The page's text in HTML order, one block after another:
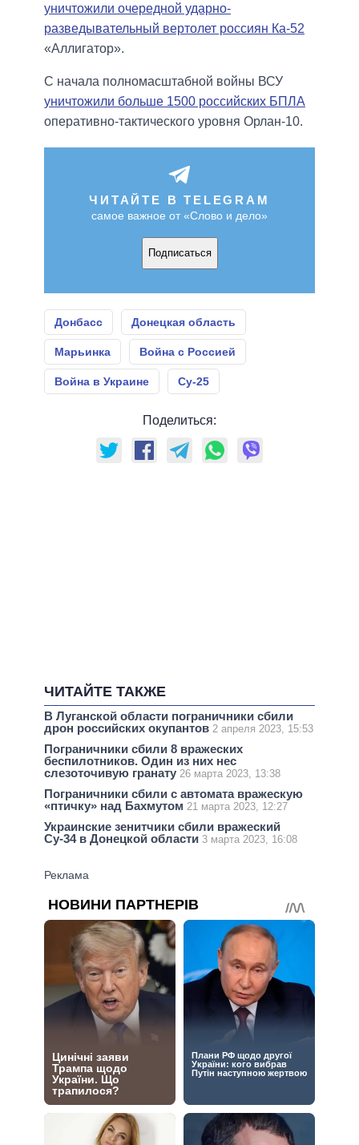
уничтожили очередной ударно-
разведывательный вертолет россиян Ка-52
«Аллигатор».
С начала полномасштабной войны ВСУ
уничтожили больше 1500 российских БПЛА
оперативно-тактического уровня Орлан-10.
ЧИТАЙТЕ В TELEGRAM
самое важное от «Слово и дело»
Подписаться
Донбасс Донецкая область
Марьинка Война с Россией
Война в Украине Су-25
Поделиться:
ЧИТАЙТЕ ТАКЖЕ
В Луганской области пограничники сбили
дрон российских окупантов 2 апреля 2023, 15:53
Пограничники сбили 8 вражеских
беспилотников. Один из них нес
слезоточивую гранату 26 марта 2023, 13:38
Пограничники сбили с автомата вражескую
«птичку» над Бахмутом 21 марта 2023, 12:27
Украинские зенитчики сбили вражеский
Су-34 в Донецкой области 3 марта 2023, 16:08